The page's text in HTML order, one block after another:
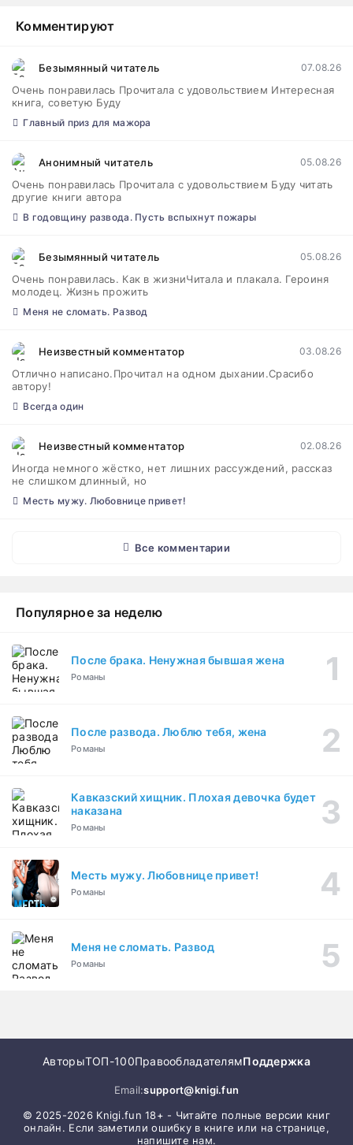
Комментируют
Безымянный читатель 07.08.26
Очень понравилась Прочитала с удовольствием Интересная
книга, советую Буду
Главный приз для мажора
Анонимный читатель 05.08.26
Очень понравилась Прочитала с удовольствием Буду читать
другие книги автора
В годовщину развода. Пусть вспыхнут пожары
Безымянный читатель 05.08.26
Очень понравилась. Как в жизниЧитала и плакала. Героиня
молодец. Жизнь прожить
Меня не сломать. Развод
Неизвестный комментатор 03.08.26
Отлично написано.Прочитал на одном дыхании.Срасибо
автору!
Всегда один
Неизвестный комментатор 02.08.26
Иногда немного жёстко, нет лишних рассуждений, рассказ
не слишком длинный, но
Месть мужу. Любовнице привет!
Все комментарии
Популярное за неделю
После брака. Ненужная бывшая жена
Романы
После развода. Люблю тебя, жена
Романы
Кавказский хищник. Плохая девочка будет
наказана
Романы
Месть мужу. Любовнице привет!
Романы
Меня не сломать. Развод
Романы
АвторыТОП-100ПравообладателямПоддержка
Email:support@knigi.fun
© 2025-2026 Knigi.fun 18+ - Читайте полные версии книг
онлайн. Если заметили ошибку в книге или на странице,
напишите нам.